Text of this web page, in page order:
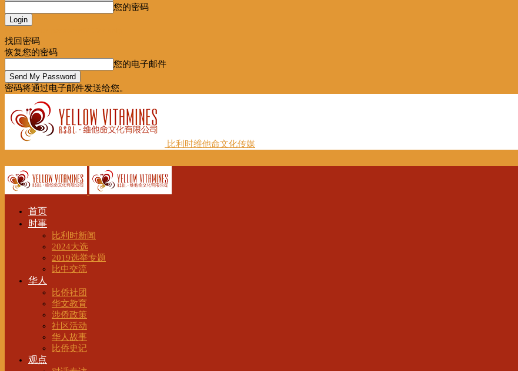
您的密码
找回密码
恢复您的密码
您的电子邮件
密码将通过电子邮件发送给您。
比利时维他命文化传媒
首页
时事
比利时新闻
2024大选
2019选举专题
比中交流
华人
比侨社团
华文教育
涉侨政策
社区活动
华人故事
比侨史记
观点